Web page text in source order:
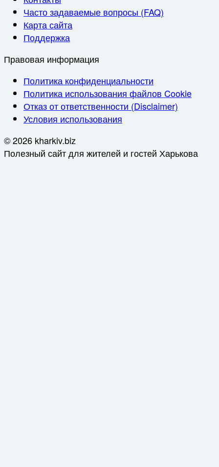
Часто задаваемые вопросы (FAQ)
Карта сайта
Поддержка
Правовая информация
Политика конфиденциальности
Политика использования файлов Cookie
Отказ от ответственности (Disclaimer)
Условия использования
© 2026 kharkiv.biz
Полезный сайт для жителей и гостей Харькова